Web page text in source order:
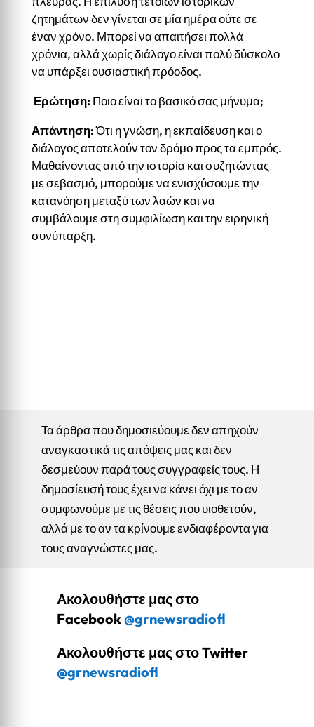
ζητημάτων δεν γίνεται σε μία ημέρα ούτε σε
έναν χρόνο. Μπορεί να απαιτήσει πολλά
χρόνια, αλλά χωρίς διάλογο είναι πολύ δύσκολο
να υπάρξει ουσιαστική πρόοδος.
Ερώτηση: Ποιο είναι το βασικό σας μήνυμα;
Απάντηση:Ότι η γνώση, η εκπαίδευση και ο
διάλογος αποτελούν τον δρόμο προς τα εμπρός.
Μαθαίνοντας από την ιστορία και συζητώντας
με σεβασμό, μπορούμε να ενισχύσουμε την
κατανόηση μεταξύ των λαών και να
συμβάλουμε στη συμφιλίωση και την ειρηνική
συνύπαρξη.
Τα άρθρα που δημοσιεύουμε δεν απηχούν
αναγκαστικά τις απόψεις μας και δεν
δεσμεύουν παρά τους συγγραφείς τους. Η
δημοσίευσή τους έχει να κάνει όχι με το αν
συμφωνούμε με τις θέσεις που υιοθετούν,
αλλά με το αν τα κρίνουμε ενδιαφέροντα για
τους αναγνώστες μας.
Ακολουθήστε μας στο
Facebook@grnewsradiofl
Ακολουθήστε μας στο Twitter
@grnewsradiofl